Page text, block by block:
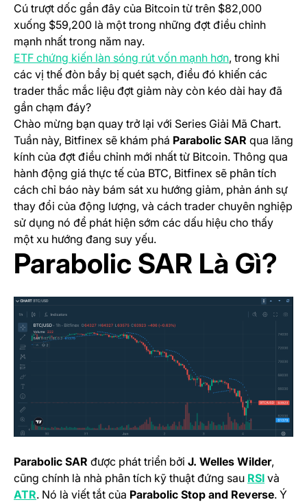
Cú trượt dốc gần đây của Bitcoin từ trên $82,000
xuống $59,200 là một trong những đợt điều chỉnh
mạnh nhất trong năm nay.
ETF chứng kiến làn sóng rút vốn mạnh hơn(opens in a
, trong khi
các vị thế đòn bẩy bị quét sạch, điều đó khiến các
trader thắc mắc liệu đợt giảm này còn kéo dài hay đã
gần chạm đáy?
Chào mừng bạn quay trở lại với Series Giải Mã Chart.
Tuần này, Bitfinex sẽ khám phá Parabolic SAR qua lăng
kính của đợt điều chỉnh mới nhất từ Bitcoin. Thông qua
hành động giá thực tế của BTC, Bitfinex sẽ phân tích
cách chỉ báo này bám sát xu hướng giảm, phản ánh sự
thay đổi của động lượng, và cách trader chuyên nghiệp
sử dụng nó để phát hiện sớm các dấu hiệu cho thấy
một xu hướng đang suy yếu.
Parabolic SAR Là Gì?
Parabolic SAR được phát triển bởi J. Welles Wilder,
cũng chính là nhà phân tích kỹ thuật đứng sau RSI(opens
và
ATR (opens in a new tab)
. Nó là viết tắt của Parabolic Stop and Reverse. Ý